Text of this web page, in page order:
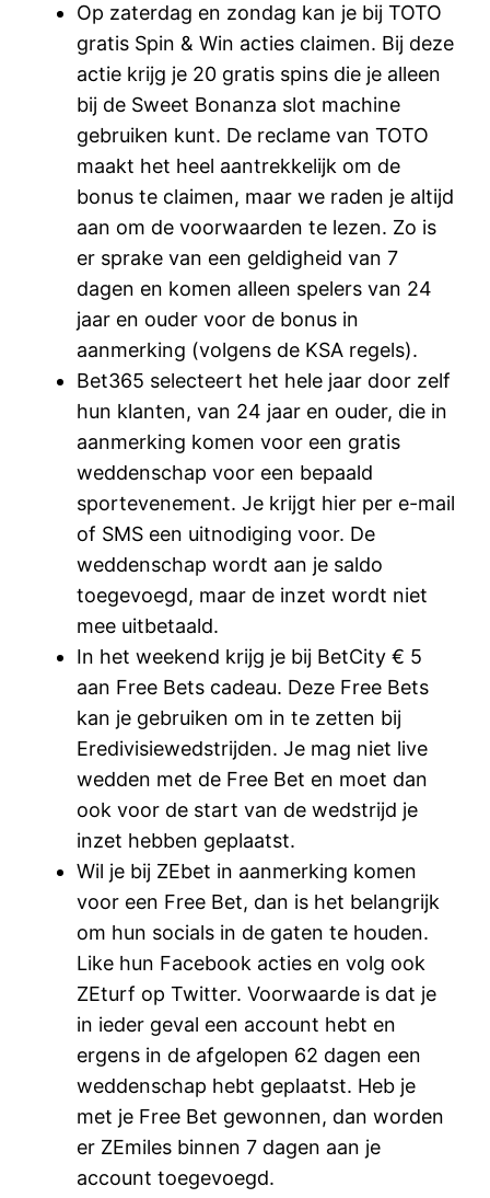
Op zaterdag en zondag kan je bij TOTO
gratis Spin & Win acties claimen. Bij deze
actie krijg je 20 gratis spins die je alleen
bij de Sweet Bonanza slot machine
gebruiken kunt. De reclame van TOTO
maakt het heel aantrekkelijk om de
bonus te claimen, maar we raden je altijd
aan om de voorwaarden te lezen. Zo is
er sprake van een geldigheid van 7
dagen en komen alleen spelers van 24
jaar en ouder voor de bonus in
aanmerking (volgens de KSA regels).
Bet365 selecteert het hele jaar door zelf
hun klanten, van 24 jaar en ouder, die in
aanmerking komen voor een gratis
weddenschap voor een bepaald
sportevenement. Je krijgt hier per e-mail
of SMS een uitnodiging voor. De
weddenschap wordt aan je saldo
toegevoegd, maar de inzet wordt niet
mee uitbetaald.
In het weekend krijg je bij BetCity € 5
aan Free Bets cadeau. Deze Free Bets
kan je gebruiken om in te zetten bij
Eredivisiewedstrijden. Je mag niet live
wedden met de Free Bet en moet dan
ook voor de start van de wedstrijd je
inzet hebben geplaatst.
Wil je bij ZEbet in aanmerking komen
voor een Free Bet, dan is het belangrijk
om hun socials in de gaten te houden.
Like hun Facebook acties en volg ook
ZEturf op Twitter. Voorwaarde is dat je
in ieder geval een account hebt en
ergens in de afgelopen 62 dagen een
weddenschap hebt geplaatst. Heb je
met je Free Bet gewonnen, dan worden
er ZEmiles binnen 7 dagen aan je
account toegevoegd.